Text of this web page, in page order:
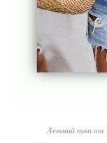
Летний топ от